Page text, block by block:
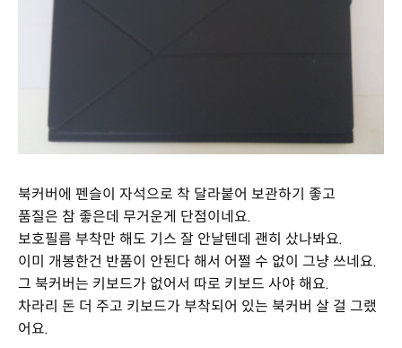
북커버에 펜슬이 자석으로 착 달라붙어 보관하기 좋고
품질은 참 좋은데 무거운게 단점이네요.
보호필름 부착만 해도 기스 잘 안날텐데 괜히 샀나봐요.
이미 개봉한건 반품이 안된다 해서 어쩔 수 없이 그냥 쓰네요.
그 북커버는 키보드가 없어서 따로 키보드 사야 해요.
차라리 돈 더 주고 키보드가 부착되어 있는 북커버 살 걸 그랬
어요.